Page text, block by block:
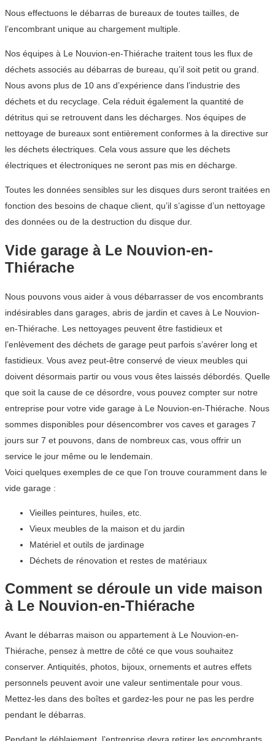
Nous effectuons le débarras de bureaux de toutes tailles, de
l’encombrant unique au chargement multiple.
Nos équipes à Le Nouvion-en-Thiérache traitent tous les flux de
déchets associés au débarras de bureau, qu’il soit petit ou grand.
Nous avons plus de 10 ans d’expérience dans l’industrie des
déchets et du recyclage. Cela réduit également la quantité de
détritus qui se retrouvent dans les décharges. Nos équipes de
nettoyage de bureaux sont entièrement conformes à la directive sur
les déchets électriques. Cela vous assure que les déchets
électriques et électroniques ne seront pas mis en décharge.
Toutes les données sensibles sur les disques durs seront traitées en
fonction des besoins de chaque client, qu’il s’agisse d’un nettoyage
des données ou de la destruction du disque dur.
Vide garage à Le Nouvion-en-
Thiérache
Nous pouvons vous aider à vous débarrasser de vos encombrants
indésirables dans garages, abris de jardin et caves à Le Nouvion-
en-Thiérache. Les nettoyages peuvent être fastidieux et
l’enlèvement des déchets de garage peut parfois s’avérer long et
fastidieux. Vous avez peut-être conservé de vieux meubles qui
doivent désormais partir ou vous vous êtes laissés débordés. Quelle
que soit la cause de ce désordre, vous pouvez compter sur notre
entreprise pour votre vide garage à Le Nouvion-en-Thiérache. Nous
sommes disponibles pour désencombrer vos caves et garages 7
jours sur 7 et pouvons, dans de nombreux cas, vous offrir un
service le jour même ou le lendemain.
Voici quelques exemples de ce que l’on trouve couramment dans le
vide garage :
Vieilles peintures, huiles, etc.
Vieux meubles de la maison et du jardin
Matériel et outils de jardinage
Déchets de rénovation et restes de matériaux
Comment se déroule un vide maison
à Le Nouvion-en-Thiérache
Avant le débarras maison ou appartement à Le Nouvion-en-
Thiérache, pensez à mettre de côté ce que vous souhaitez
conserver. Antiquités, photos, bijoux, ornements et autres effets
personnels peuvent avoir une valeur sentimentale pour vous.
Mettez-les dans des boîtes et gardez-les pour ne pas les perdre
pendant le débarras.